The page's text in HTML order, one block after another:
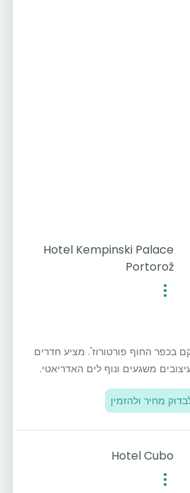
Hotel Kempinski Palace
Portorož
בכפר החוף פורטורוז'. מציע חדרים
משגעים ונוף לים האדריאטי.
מחיר ולהזמין
Hotel Cubo